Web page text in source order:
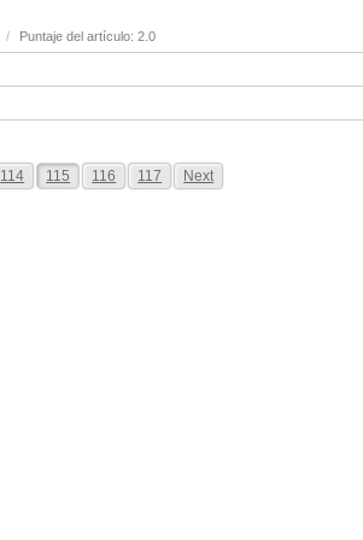
/ Puntaje del artículo: 2.0
114 115 116 117 Next